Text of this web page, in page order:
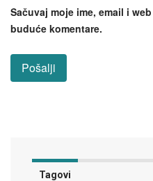
Sačuvaj moje ime, email i
buduće komentare.
Tagovi